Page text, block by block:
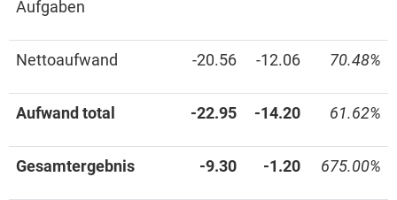
Aufgaben
Nettoaufwand -20.56 -12.06 70.48%
Aufwand total -22.95 -14.20 61.62%
Gesamtergebnis -9.30 -1.20 675.00%